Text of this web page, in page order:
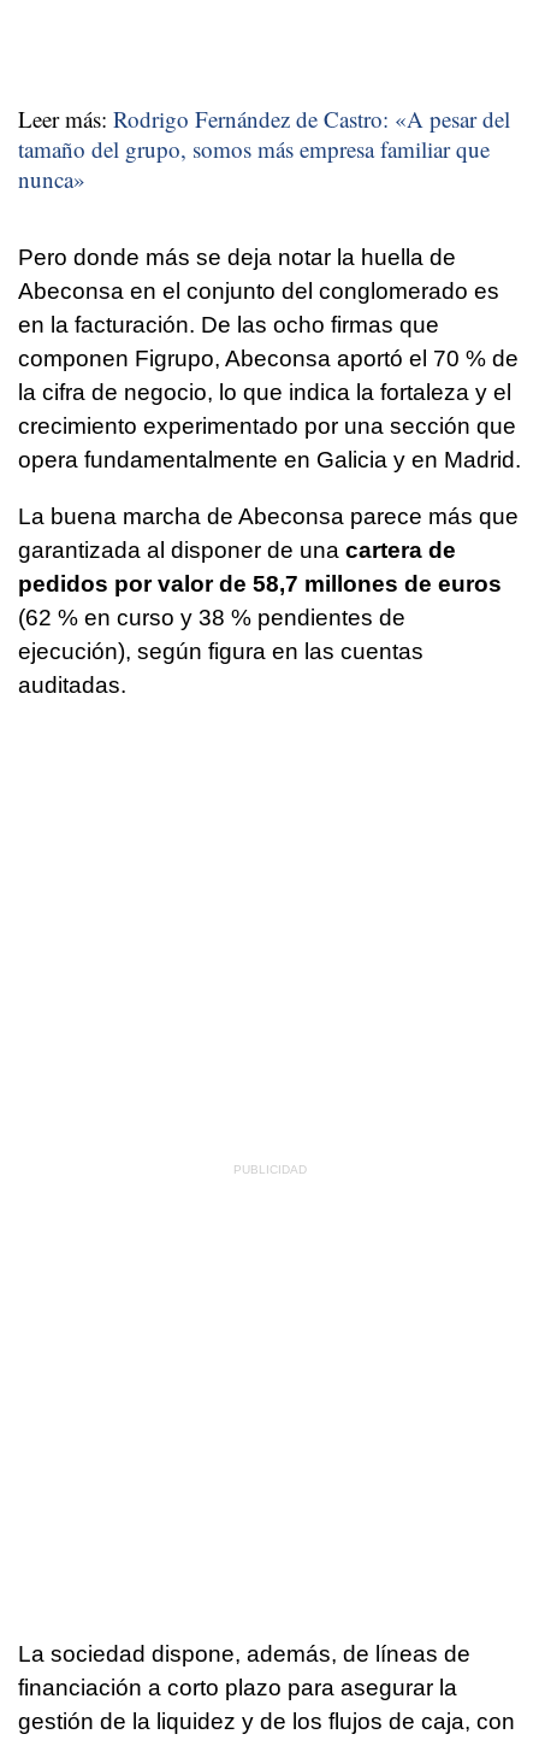
Leer más: Rodrigo Fernández de Castro: «A pesar del
tamaño del grupo, somos más empresa familiar que
nunca»
Pero donde más se deja notar la huella de
Abeconsa en el conjunto del conglomerado es
en la facturación. De las ocho firmas que
componen Figrupo, Abeconsa aportó el 70 % de
la cifra de negocio, lo que indica la fortaleza y el
crecimiento experimentado por una sección que
opera fundamentalmente en Galicia y en Madrid.
La buena marcha de Abeconsa parece más que
garantizada al disponer de una cartera de
pedidos por valor de 58,7 millones de euros
(62 % en curso y 38 % pendientes de
ejecución), según figura en las cuentas
auditadas.
La sociedad dispone, además, de líneas de
financiación a corto plazo para asegurar la
gestión de la liquidez y de los flujos de caja, con